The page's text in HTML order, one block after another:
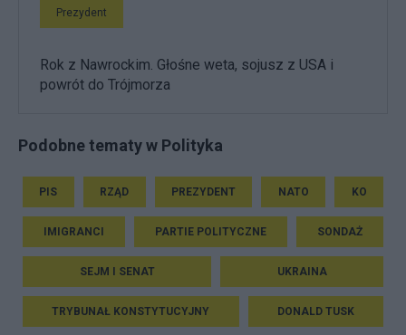
Prezydent
Rok z Nawrockim. Głośne weta, sojusz z USA i
powrót do Trójmorza
Podobne tematy w Polityka
PIS RZĄD PREZYDENT NATO KO
IMIGRANCI PARTIE POLITYCZNE SONDAŻ
SEJM I SENAT UKRAINA
TRYBUNAŁ KONSTYTUCYJNY DONALD TUSK